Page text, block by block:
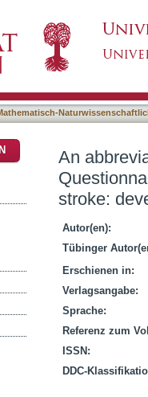
who had a
An
stroke:
Autor(en):
Tübinger
Erschienen in:
Verlagsangabe:
Sprache:
Referenz zum
ISSN:
DDC-